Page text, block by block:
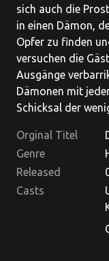
sich auch die
in einen Dämon,
Opfer zu finden
versuchen die
Ausgänge
Dämonen mit
Schicksal der
Orginal Titel
Genre
Released
Casts